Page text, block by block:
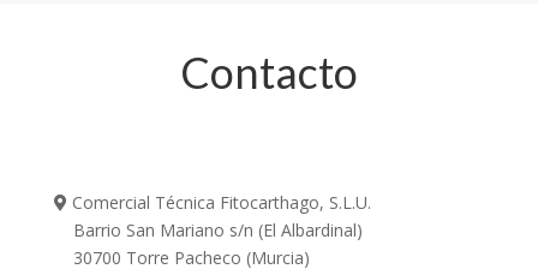
Contacto
Comercial Técnica Fitocarthago, S.L.U.
Barrio San Mariano s/n (El Albardinal)
30700 Torre Pacheco (Murcia)